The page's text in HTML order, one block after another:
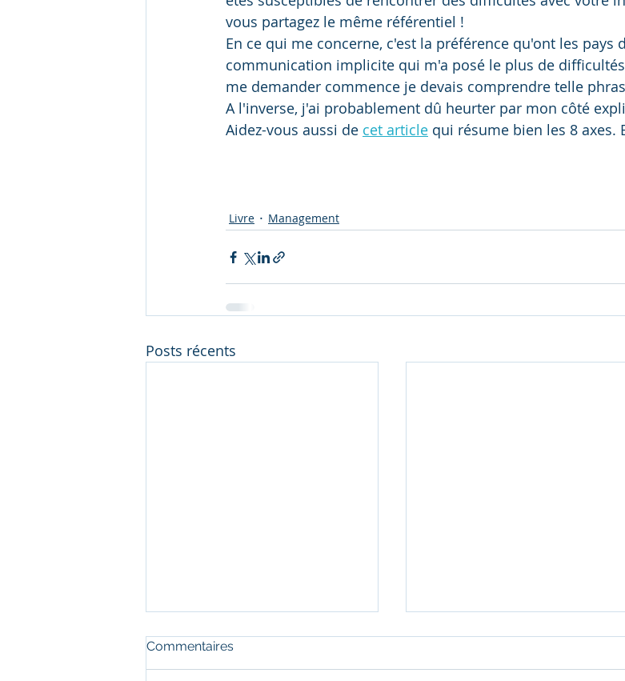
vous partagez le même référentiel !
En ce qui me concerne, c'est la préférence qu'ont les
communication implicite qui m'a posé le plus de
me demander commence je devais comprendre telle
A l'inverse, j'ai probablement dû heurter par mon côté
Aidez-vous aussi de cet article qui résume bien les 8 axes.
Livre Management
Posts récents
Commentaires